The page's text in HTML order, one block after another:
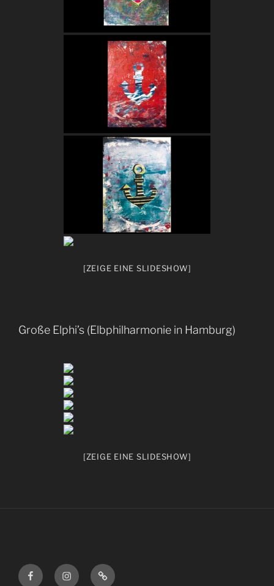
[ZEIGE EINE SLIDESHOW]
Große Elphi’s (Elbphilharmonie in Hamburg)
[ZEIGE EINE SLIDESHOW]
FacebookInstagramKategorie